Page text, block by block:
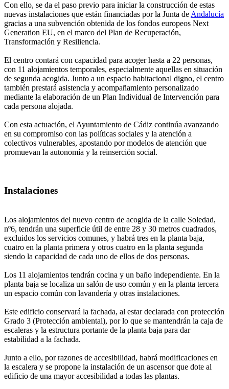
Con ello, se da el paso previo para iniciar la construcción de estas
nuevas instalaciones que están financiadas por la Junta de Andalucía
gracias a una subvención obtenida de los fondos europeos Next
Generation EU, en el marco del Plan de Recuperación,
Transformación y Resiliencia.
El centro contará con capacidad para acoger hasta a 22 personas,
con 11 alojamientos temporales, especialmente aquellas en situación
de segunda acogida. Junto a un espacio habitacional digno, el centro
también prestará asistencia y acompañamiento personalizado
mediante la elaboración de un Plan Individual de Intervención para
cada persona alojada.
Con esta actuación, el Ayuntamiento de Cádiz continúa avanzando
en su compromiso con las políticas sociales y la atención a
colectivos vulnerables, apostando por modelos de atención que
promuevan la autonomía y la reinserción social.
Instalaciones
Los alojamientos del nuevo centro de acogida de la calle Soledad,
nº6, tendrán una superficie útil de entre 28 y 30 metros cuadrados,
excluidos los servicios comunes, y habrá tres en la planta baja,
cuatro en la planta primera y otros cuatro en la planta segunda
siendo la capacidad de cada uno de ellos de dos personas.
Los 11 alojamientos tendrán cocina y un baño independiente. En la
planta baja se localiza un salón de uso común y en la planta tercera
un espacio común con lavandería y otras instalaciones.
Este edificio conservará la fachada, al estar declarada con protección
Grado 3 (Protección ambiental), por lo que se mantendrán la caja de
escaleras y la estructura portante de la planta baja para dar
estabilidad a la fachada.
Junto a ello, por razones de accesibilidad, habrá modificaciones en
la escalera y se propone la instalación de un ascensor que dote al
edificio de una mayor accesibilidad a todas las plantas.